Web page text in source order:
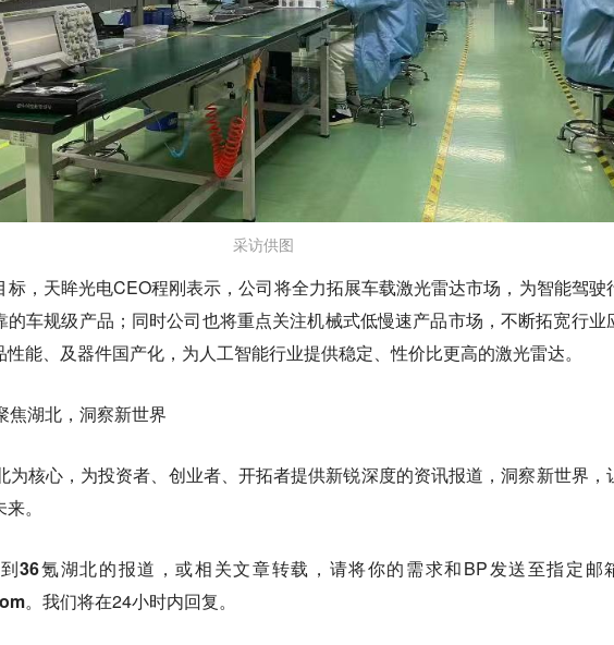
采访供图
标，天眸光电CEO程刚表示，公司将全力拓展车载激光雷达市场，为智能驾驶
的车规级产品；同时公司也将重点关注机械式低慢速产品市场，不断拓宽行业
能、及器件国产化，为人工智能行业提供稳定、性价比更高的激光雷达。
湖北，洞察新世界
为核心，为投资者、创业者、开拓者提供新锐深度的资讯报道，洞察新世界，
。
36氪湖北的报道，或相关文章转载， 请将你的需求和BP发送至指定邮
。我们将在24小时内回复。